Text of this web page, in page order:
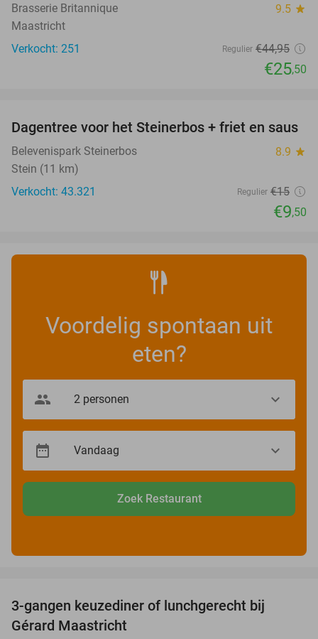
Brasserie Britannique 9.5 star
Maastricht
Verkocht: 251
Regulier €44,95
€25,50
37%
Dagentree voor het Steinerbos + friet en saus
Belevenispark Steinerbos 8.9 star
Stein (11 km)
Verkocht: 43.321
Regulier €15
€9,50
Voordelig spontaan uit
eten?
Zoek Restaurant
3-gangen keuzediner of lunchgerecht bij
Gérard Maastricht